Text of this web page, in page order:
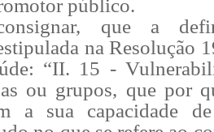
público.
que a
na Resolução
“II. 15 -
ou grupos, que por
a sua capacidade de